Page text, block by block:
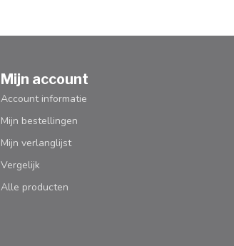
Mijn account
Account informatie
Mijn bestellingen
Mijn verlanglijst
Vergelijk
Alle producten